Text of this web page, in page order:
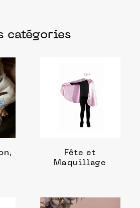
catégories
Fête et
Maquillage